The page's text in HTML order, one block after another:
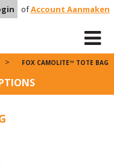
ofAccount Aanmaken
FOX CAMOLITE™ TOTE BAG